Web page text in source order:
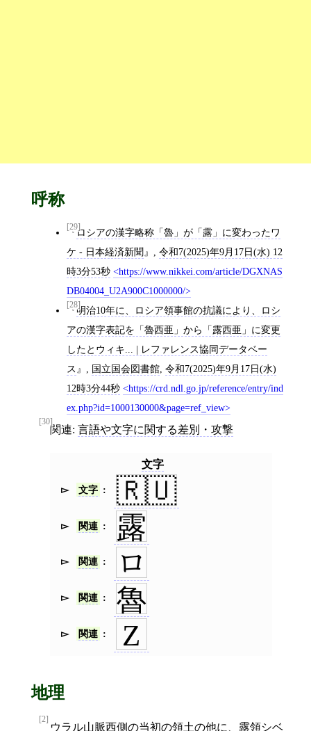
呼称
[29]ロシアの漢字略称「魯」が「露」に変わったワ
ケ - 日本経済新聞
令和7(2025)年9月17日(水) 12
時3分53秒
https://www.nikkei.com/article/DGXNAS
DB04004_U2A900C1000000/
[28]明治10年に、ロシア領事館の抗議により、ロシ
アの漢字表記を「魯西亜」から「露西亜」に変更
したとウィキ... | レファレンス協同データベー
ス
国立国会図書館 令和7(2025)年9月17日(水)
12時3分44秒
https://crd.ndl.go.jp/reference/entry/ind
ex.php?id=1000130000&page=ref_view
[30]
関連: 言語や文字に関する差別・攻撃
文字
文字 🇷🇺
関連 露
関連 ロ
関連 魯
関連 Z
地理
[2]
ウラル山脈西側の当初の領土の他に、 露領シベ